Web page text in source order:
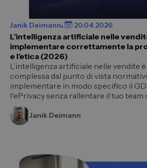
Janik Deimann 20.04.2026
L’intelligenza artificiale nelle
implementare correttamente la
e l’etica (2026)
L’intelligenza artificiale nelle vendite
complessa dal punto di vista
implementare in modo specifico il
l'ePrivacy senza rallentare il tuo team
Janik Deimann